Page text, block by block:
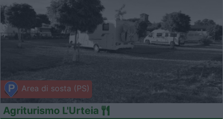
Area di sosta (PS)
Agriturismo L'Urteia